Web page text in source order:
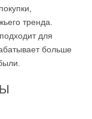
тренда.
для
больше